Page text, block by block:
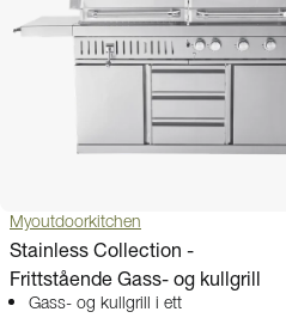
Myoutdoorkitchen
Stainless Collection -
Frittstående Gass- og kullgrill
Gass- og kullgrill i ett